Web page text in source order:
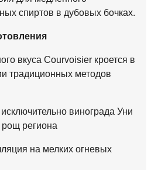
спиртов в дубовых бочках.
вкуса Courvoisier кроется в
традиционных методов
винограда Уни
региона
на мелких огневых